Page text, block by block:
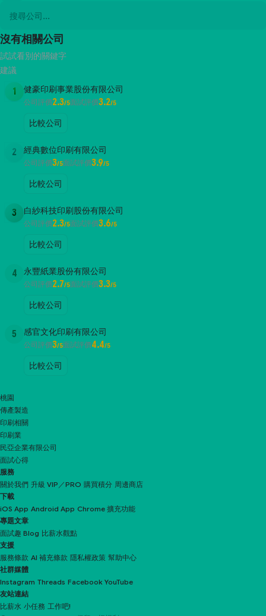
沒有相關公司
試試看別的關鍵字
建議
1 健豪印刷事業股份有限公司
公司評價2.3/5面試評價3.2/5
比較公司
2 經典數位印刷有限公司
公司評價3/5面試評價3.9/5
比較公司
3 白紗科技印刷股份有限公司
公司評價2.3/5面試評價3.6/5
比較公司
4 永豐紙業股份有限公司
公司評價2.7/5面試評價3.3/5
比較公司
5 感官文化印刷有限公司
公司評價3/5面試評價4.4/5
比較公司
桃園
傳產製造
印刷相關
印刷業
民亞企業有限公司
面試心得
服務
關於我們 升級 VIP／PRO 購買積分 周邊商店
下載
iOS App Android App Chrome 擴充功能
專題文章
面試趣 Blog 比薪水觀點
支援
服務條款 AI 補充條款 隱私權政策 幫助中心
社群媒體
Instagram Threads Facebook YouTube
友站連結
比薪水 小任務 工作吧!